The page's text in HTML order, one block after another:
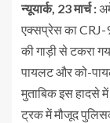
न्यूयार्क, 23 मार्च :
एक्सप्रेस का CRJ-
की गाड़ी से टकरा
पायलट और को-
मुताबिक इस हादसे
ट्रक में मौजूद